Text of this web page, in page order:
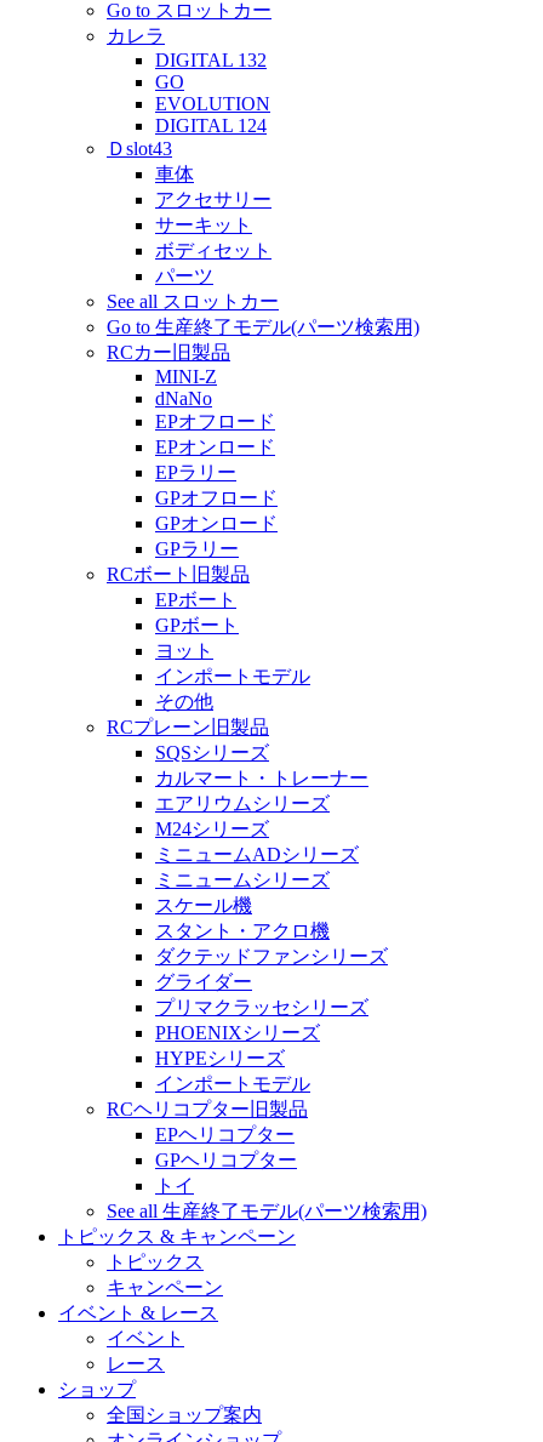
Go to スロットカー
カレラ
DIGITAL 132
GO
EVOLUTION
DIGITAL 124
Ｄslot43
車体
アクセサリー
サーキット
ボディセット
パーツ
See all スロットカー
Go to 生産終了モデル(パーツ検索用)
RCカー旧製品
MINI-Z
dNaNo
EPオフロード
EPオンロード
EPラリー
GPオフロード
GPオンロード
GPラリー
RCボート旧製品
EPボート
GPボート
ヨット
インポートモデル
その他
RCプレーン旧製品
SQSシリーズ
カルマート・トレーナー
エアリウムシリーズ
M24シリーズ
ミニュームADシリーズ
ミニュームシリーズ
スケール機
スタント・アクロ機
ダクテッドファンシリーズ
グライダー
プリマクラッセシリーズ
PHOENIXシリーズ
HYPEシリーズ
インポートモデル
RCヘリコプター旧製品
EPヘリコプター
GPヘリコプター
トイ
See all 生産終了モデル(パーツ検索用)
トピックス & キャンペーン
トピックス
キャンペーン
イベント & レース
イベント
レース
ショップ
全国ショップ案内